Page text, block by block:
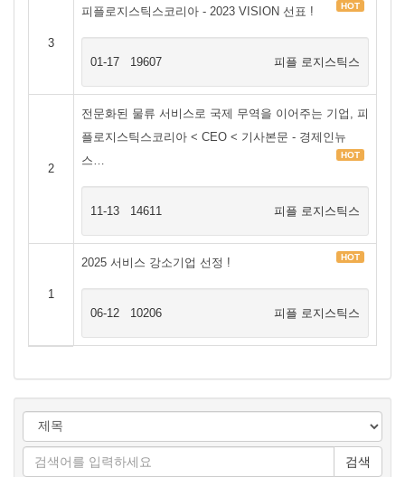
3
피플로지스틱스코리아 - 2023 VISION 선표 ! HOT
01-17 19607 피플 로지스틱스
2
전문화된 물류 서비스로 국제 무역을 이어주는 기업, 피
플로지스틱스코리아 < CEO < 기사본문 - 경제인뉴
스…
HOT
11-13 14611 피플 로지스틱스
1
2025 서비스 강소기업 선정 ! HOT
06-12 10206 피플 로지스틱스
검색